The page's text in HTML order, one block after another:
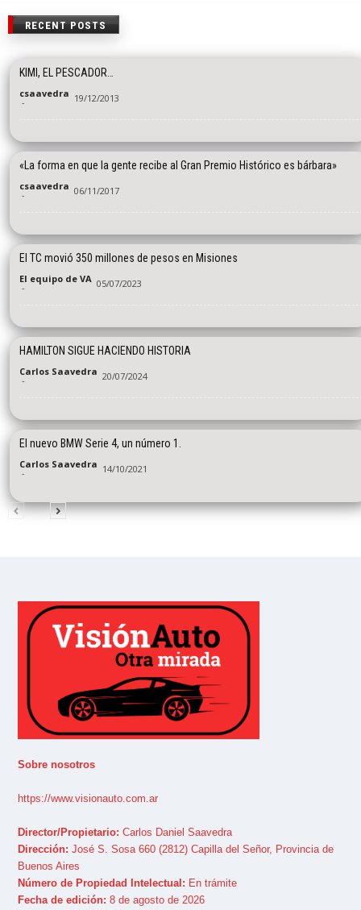
RECENT POSTS
KIMI, EL PESCADOR…
csaavedra
- 19/12/2013
«La forma en que la gente recibe al Gran Premio Histórico es bárbara»
csaavedra
- 06/11/2017
El TC movió 350 millones de pesos en Misiones
El equipo de VA
- 05/07/2023
HAMILTON SIGUE HACIENDO HISTORIA
Carlos Saavedra
- 20/07/2024
El nuevo BMW Serie 4, un número 1.
Carlos Saavedra
- 14/10/2021
Sobre nosotros
https://www.visionauto.com.ar
Director/Propietario: Carlos Daniel Saavedra
Dirección: José S. Sosa 660 (2812) Capilla del Señor, Provincia de
Buenos Aires
Número de Propiedad Intelectual: En trámite
Fecha de edición: 8 de agosto de 2026